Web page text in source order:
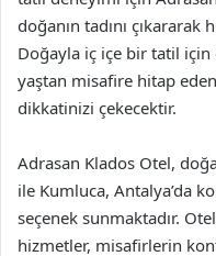
doğanın tadını
Doğayla iç içe bir tatil
yaştan misafire hitap
dikkatinizi çekecektir.
Adrasan Klados Otel,
ile Kumluca, Antalya’da
seçenek sunmaktadır.
hizmetler, misafirlerin